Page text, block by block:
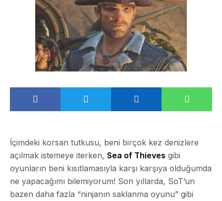
İçimdeki korsan tutkusu, beni birçok kez denizlere
açılmak istemeye iterken, Sea of Thieves gibi
oyunların beni kısıtlamasıyla karşı karşıya olduğumda
ne yapacağımı bilemiyorum! Son yıllarda, SoT’un
bazen daha fazla “ninjanın saklanma oyunu” gibi